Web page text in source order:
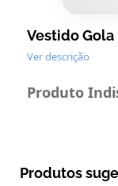
Vestido
Ver descrição
Produto
Produtos